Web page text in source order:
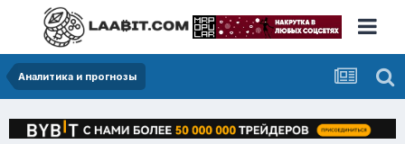
Аналитика и прогнозы